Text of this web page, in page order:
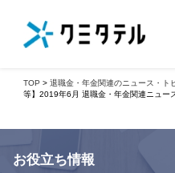
TOP >退職金・年金関連のニュース・ト
等】2019年6月 退職金・年金関連ニュー
お役立ち情報